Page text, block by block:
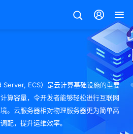
ECS）是云计算基础设施的重要
算容量，令开发者能够轻松进行互联网
。云服务器相对物理服务器更为简单高
配，提升运维效率。